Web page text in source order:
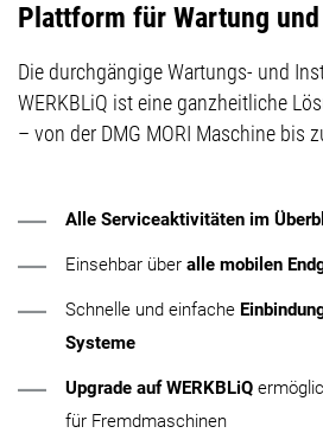
Plattform für Wartung
Die durchgängige Wartungs- und
WERKBLiQ ist eine ganzheitliche
– von der DMG MORI Maschine bis
Alle Serviceaktivitäten im
Einsehbar über alle mobilen
Schnelle und einfache
Systeme
Upgrade auf WERKBLiQ
für Fremdmaschinen